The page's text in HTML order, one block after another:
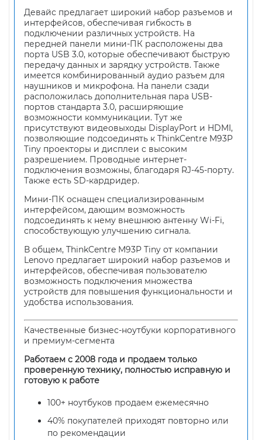
Девайс предлагает широкий набор разъемов и
интерфейсов, обеспечивая гибкость в
подключении различных устройств. На
передней панели мини-ПК расположены два
порта USB 3.0, которые обеспечивают быструю
передачу данных и зарядку устройств. Также
имеется комбинированный аудио разъем для
наушников и микрофона. На панели сзади
расположилась дополнительная пара USB-
портов стандарта 3.0, расширяющие
возможности коммуникации. Тут же
присутствуют видеовыходы DisplayPort и HDMI,
позволяющие подсоединять к ThinkCentre M93P
Tiny проекторы и дисплеи с высоким
разрешением. Проводные интернет-
подключения возможны, благодаря RJ-45-порту.
Также есть SD-кардридер.
Мини-ПК оснащен специализированным
интерфейсом, дающим возможность
подсоединять к нему внешнюю антенну Wi-Fi,
способствующую улучшению сигнала.
В общем, ThinkCentre M93P Tiny от компании
Lenovo предлагает широкий набор разъемов и
интерфейсов, обеспечивая пользователю
возможность подключения множества
устройств для повышения функциональности и
удобства использования.
Качественные бизнес-ноутбуки корпоративного
и премиум-сегмента
Работаем с 2008 года и продаем только
проверенную технику, полностью исправную и
готовую к работе
100+ ноутбуков продаем ежемесячно
40% покупателей приходят повторно или
по рекомендации